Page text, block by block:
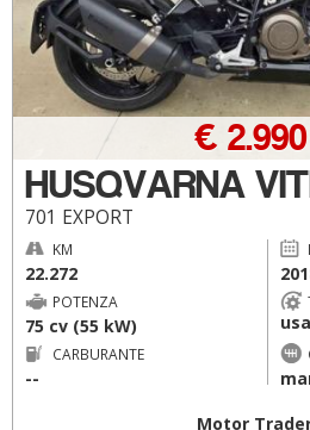
HUSQVARNA
701 EXPORT
€
KM
22.272
POTENZA
75 cv (55 kW)
CARBURANTE
--
Motor